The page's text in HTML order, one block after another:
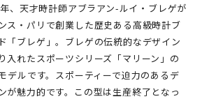
、天才時計師アブラアン-ルイ・ブレゲが
ス・パリで創業した歴史ある高級時計ブ
「ブレゲ」。ブレゲの伝統的なデザイン
入れたスポーツシリーズ「マリーン」の
デルです。スポーティーで迫力のあるデ
が魅力的です。この型は生産終了となっ